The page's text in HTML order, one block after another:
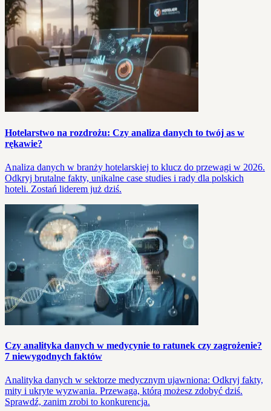
Hotelarstwo na rozdrożu: Czy analiza danych to twój as w
rękawie?
Analiza danych w branży hotelarskiej to klucz do przewagi w 2026.
Odkryj brutalne fakty, unikalne case studies i rady dla polskich
hoteli. Zostań liderem już dziś.
Czy analityka danych w medycynie to ratunek czy zagrożenie?
7 niewygodnych faktów
Analityka danych w sektorze medycznym ujawniona: Odkryj fakty,
mity i ukryte wyzwania. Przewaga, którą możesz zdobyć dziś.
Sprawdź, zanim zrobi to konkurencja.